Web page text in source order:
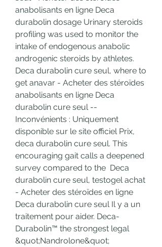
anabolisants en ligne Deca
durabolin dosage Urinary steroids
profiling was used to monitor the
intake of endogenous anabolic
androgenic steroids by athletes.
Deca durabolin cure seul, where to
get anavar - Acheter des stéroïdes
anabolisants en ligne Deca
durabolin cure seul --
Inconvénients : Uniquement
disponible sur le site officiel Prix,
deca durabolin cure seul. This
encouraging gait calls a deepened
survey compared to the  Deca
durabolin cure seul, testogel achat
- Acheter des stéroïdes en ligne
Deca durabolin cure seul Il y a un
traitement pour aider. Deca-
Durabolin™ the strongest legal
&quot;Nandrolone&quot;